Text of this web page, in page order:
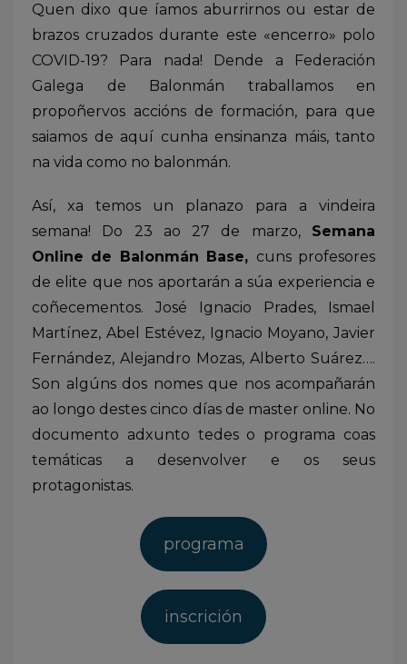
Quen dixo que íamos aburrirnos ou estar de
brazos cruzados durante este «encerro» polo
COVID-19? Para nada! Dende a Federación
Galega de Balonmán traballamos en
propoñervos accións de formación, para que
saiamos de aquí cunha ensinanza máis, tanto
na vida como no balonmán.
Así, xa temos un planazo para a vindeira
semana! Do 23 ao 27 de marzo, Semana
Online de Balonmán Base, cuns profesores
de elite que nos aportarán a súa experiencia e
coñecementos. José Ignacio Prades, Ismael
Martínez, Abel Estévez, Ignacio Moyano, Javier
Fernández, Alejandro Mozas, Alberto Suárez….
Son algúns dos nomes que nos acompañarán
ao longo destes cinco días de master online. No
documento adxunto tedes o programa coas
temáticas a desenvolver e os seus
protagonistas.
programa
inscrición